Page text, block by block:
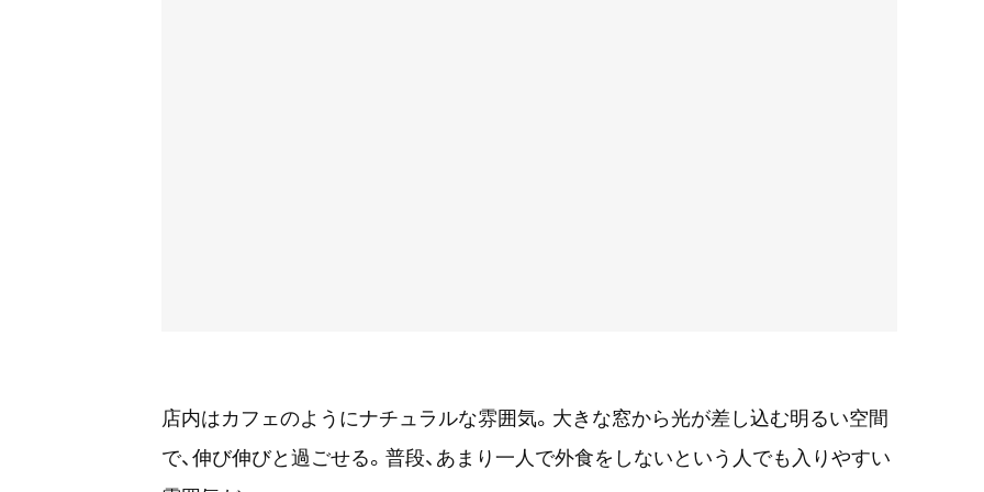
店内はカフェのようにナチュラルな雰囲気。大きな窓から光が差し込む明るい空間
で、伸び伸びと過ごせる。普段、あまり一人で外食をしないという人でも入りやすい